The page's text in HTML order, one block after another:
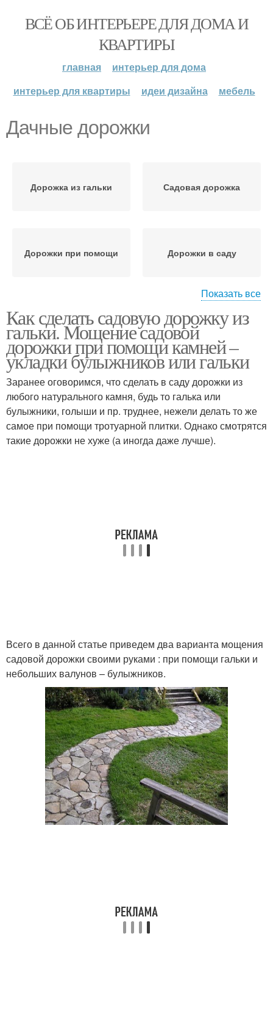
ВСЁ ОБ ИНТЕРЬЕРЕ ДЛЯ ДОМА И
КВАРТИРЫ
главная
интерьер для дома
интерьер для квартиры
идеи дизайна мебель
Дачные дорожки
Дорожка из гальки Садовая дорожка
Дорожки при помощи Дорожки в саду
камня
Садовые дорожки
Дорожки из природного
камня
Дорожки на песчаную
подушку
Камень для дорожек
Показать все
Как сделать садовую дорожку из
гальки. Мощение садовой
дорожки при помощи камней –
укладки булыжников или гальки
Заранее оговоримся, что сделать в саду дорожки из
любого натурального камня, будь то галька или
булыжники, голыши и пр. труднее, нежели делать то же
самое при помощи тротуарной плитки. Однако смотрятся
такие дорожки не хуже (а иногда даже лучше).
Всего в данной статье приведем два варианта мощения
садовой дорожки своими руками : при помощи гальки и
небольших валунов – булыжников.